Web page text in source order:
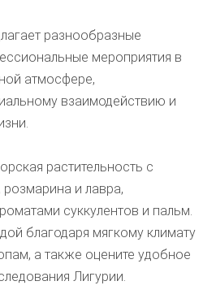
разнообразные
мероприятия в
атмосфере,
взаимодействию и
растительность с
и лавра,
суккулентов и пальм.
благодаря мягкому климату
а также оцените удобное
Лигурии.